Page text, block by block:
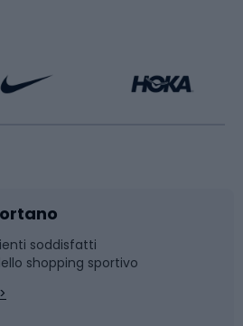
soddisfatti
shopping sportivo